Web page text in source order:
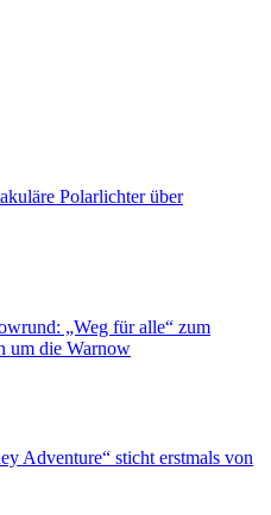
Polarlichter über
„Weg für alle“ zum
um die Warnow
Adventure“ sticht erstmals von